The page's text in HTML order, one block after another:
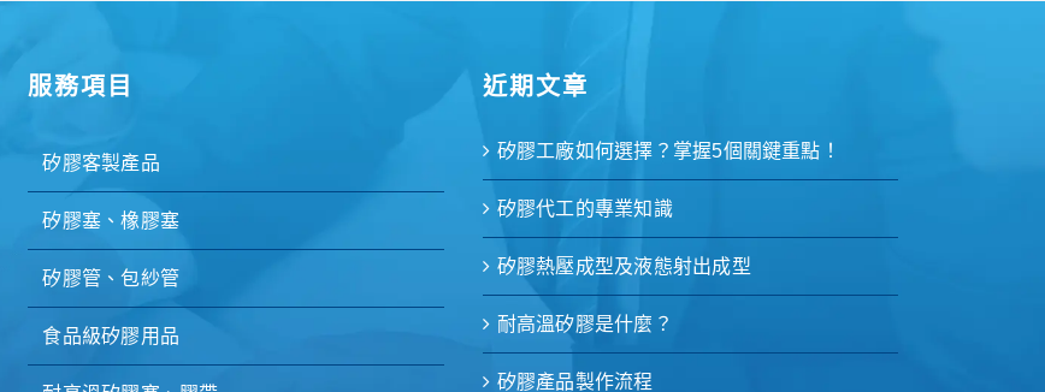
服務項目
矽膠客製產品
矽膠塞、橡膠塞
矽膠管、包紗管
食品級矽膠用品
近期文章
矽膠工廠如何選擇？掌握5個關鍵重點！
矽膠代工的專業知識
矽膠熱壓成型及液態射出成型
耐高溫矽膠是什麼？
矽膠產品製作流程